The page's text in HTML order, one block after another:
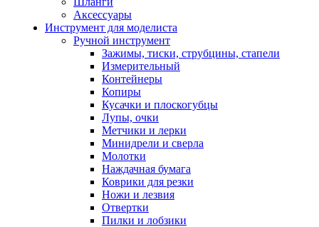
Аксессуары
Инструмент для моделиста
Ручной инструмент
Зажимы, тиски, струбцины, стапели
Измерительный
Контейнеры
Копиры
Кусачки и плоскогубцы
Лупы, очки
Метчики и лерки
Минидрели и сверла
Молотки
Наждачная бумага
Коврики для резки
Ножи и лезвия
Отвертки
Пилки и лобзики